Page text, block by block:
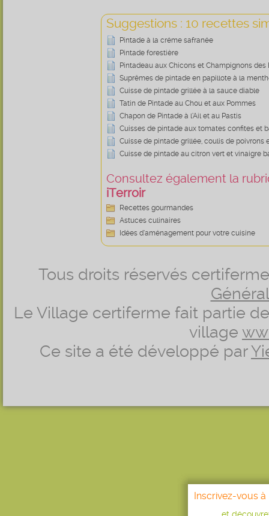
Suggestions : 10 recettes
Pintade à la créme safranée
Pintade forestière
Pintadeau aux Chicons et Champignons des
Suprêmes de pintade en papillote à la
Cuisse de pintade grillée à la sauce diable
Tatin de Pintade au Chou et aux Pommes
Chapon de Pintade à l’Ail et au Pastis
Cuisses de pintade aux tomates confites et
Cuisse de pintade grillée, coulis de poivrons
Cuisse de pintade au citron vert et vinaigre
Consultez également la
iTerroir
Recettes gourmandes
Astuces culinaires
Idées d’aménagement pour votre cuisine
Tous droits réservés
Le Village certiferme fait partie
village
Ce site a été développé par
Inscrivez-vous